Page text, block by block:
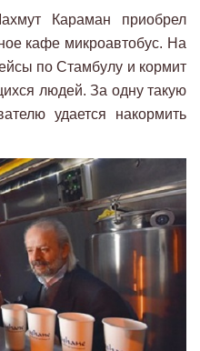
Караман приобрел
кафе микроавтобус. На
по Стамбулу и кормит
людей. За одну такую
удается накормить